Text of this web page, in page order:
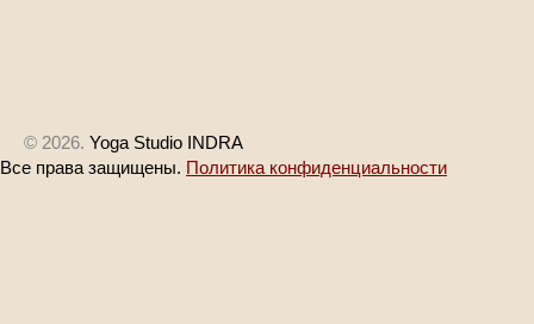
© 2026. Yoga Studio INDRA
Все права защищены. Политика конфиденциальности